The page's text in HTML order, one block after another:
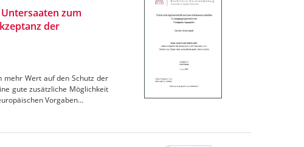
zum
der
mehr Wert auf den Schutz der
gute zusätzliche Möglichkeit
Vorgaben…